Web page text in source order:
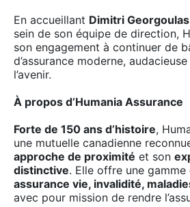
En accueillant Dimitri Georgoulas
sein de son équipe de direction,
son engagement à continuer de
d’assurance moderne,
l’avenir.
À propos d’Humania Assurance
Forte de 150 ans d’histoire,
une mutuelle canadienne
approche de proximité et son
distinctive. Elle offre une
assurance vie, invalidité,
avec pour mission de rendre